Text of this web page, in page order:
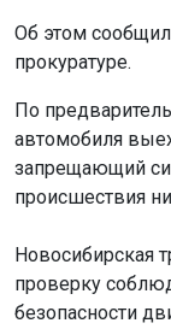
Об этом
прокуратуре.
По
автомобиля
запрещающий
происшествия
Новосибирская
проверку
безопасности